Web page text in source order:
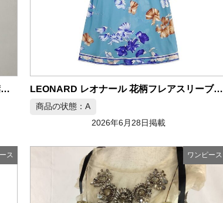
トワヴァーズ LEAVERS DRESS レース襟コットンシルクワンピース ベージュ LEONARD レオナール 花柄フレアスリーブワンピース ブルー
商品の状態：A
2026年6月28日掲載
ス ワンピース